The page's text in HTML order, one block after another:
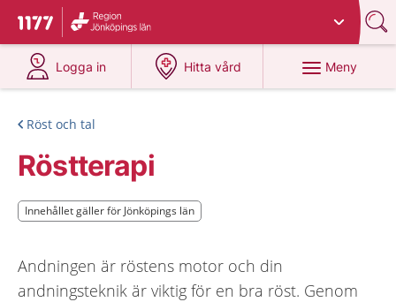
Till startsidan för 1177
Du har valt region
Logga in
på 1177.se
Hitta vård
på 1177.se
Meny
Röst och tal
Röstterapi
Innehållet gäller för Jönköpings län
Innehållet gäller för Jönköpings län
Andningen är röstens motor och din
andningsteknik är viktig för en bra röst. Genom